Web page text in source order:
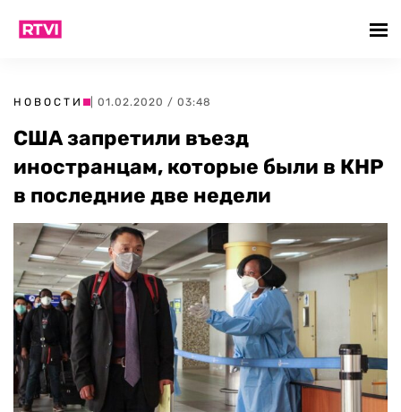
НОВОСТИ | 01.02.2020 / 03:48
США запретили въезд
иностранцам, которые были в КНР
в последние две недели